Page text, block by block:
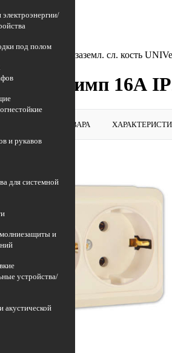
под полом
и рукавов
для системной
молниезащиты и
устройства/
акустической
16А IP20 с заземл. сл. кость
м ОП Олимп 16А
ОБЗОР ТОВАРА